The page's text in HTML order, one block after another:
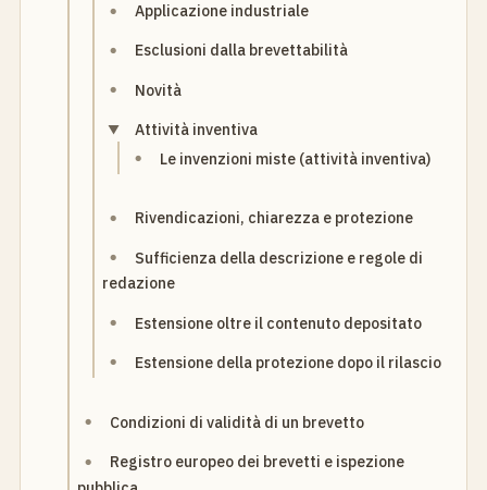
Applicazione industriale
Esclusioni dalla brevettabilità
Novità
Attività inventiva
Le invenzioni miste (attività inventiva)
Rivendicazioni, chiarezza e protezione
Sufficienza della descrizione e regole di
redazione
Estensione oltre il contenuto depositato
Estensione della protezione dopo il rilascio
Condizioni di validità di un brevetto
Registro europeo dei brevetti e ispezione